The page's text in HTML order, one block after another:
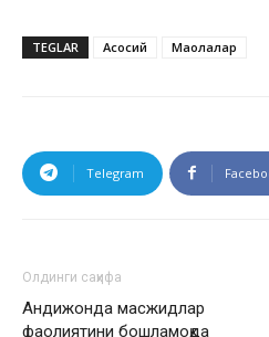
TEGLAR Асосий Мақолалар
Telegram
Олдинги саҳифа
Андижонда масжидлар
фаолиятини бошламоқда